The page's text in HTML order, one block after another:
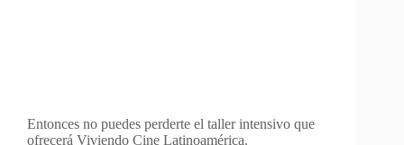
Entonces no puedes perderte el taller intensivo que
ofrecerá Viviendo Cine Latinoamérica.